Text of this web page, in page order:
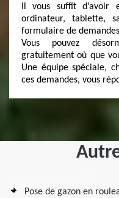
Il vous suffit d’avoir
ordinateur, tablette,
formulaire de
Vous pouvez
gratuitement où que
Une équipe spéciale,
ces demandes, vous
Pose de gazon en